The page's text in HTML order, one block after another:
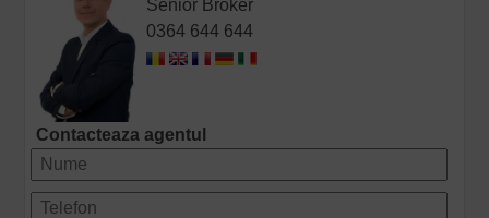
Senior Broker
0364 644 644
Contacteaza agentul